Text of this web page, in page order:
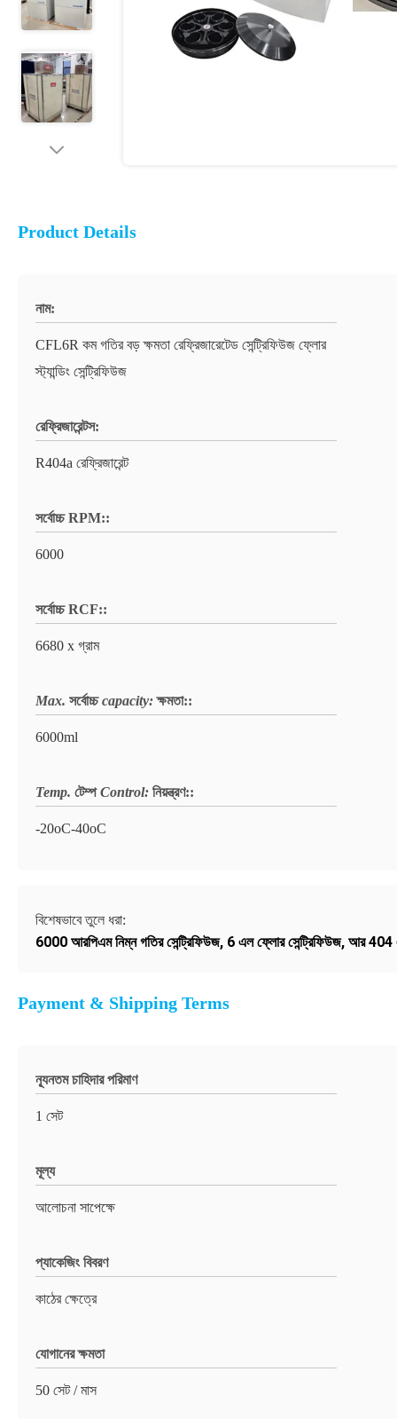
Product Details
নাম:
CFL6R কম গতির বড় ক্ষমতা রেফ্রিজারেটেড সেন্ট্রিফিউজ ফ্লোর
স্ট্যান্ডিং সেন্ট্রিফিউজ
রেফ্রিজারেন্টস:
R404a রেফ্রিজারেন্ট
সর্বোচ্চ RPM::
6000
সর্বোচ্চ RCF::
6680 x গ্রাম
Max. সর্বোচ্চ capacity: ক্ষমতা::
6000ml
Temp. টেম্প Control: নিয়ন্ত্রণ::
-20oC-40oC
বিশেষভাবে তুলে ধরা:
6000 আরপিএম নিম্ন গতির সেন্ট্রিফিউজ, 6 এল ফ্লোর সেন্ট্রিফিউজ, আর 404 এ
Payment & Shipping Terms
ন্যূনতম চাহিদার পরিমাণ
1 সেট
মূল্য
আলোচনা সাপেক্ষে
প্যাকেজিং বিবরণ
কাঠের ক্ষেত্রে
যোগানের ক্ষমতা
50 সেট / মাস